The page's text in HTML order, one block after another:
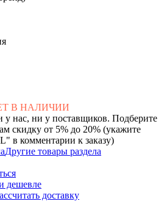
В НАЛИЧИИ
у нас, ни у поставщиков. Подберите
скидку от 5% до 20% (укажите
в комментарии к заказу)
Другие товары раздела
дешевле
доставку